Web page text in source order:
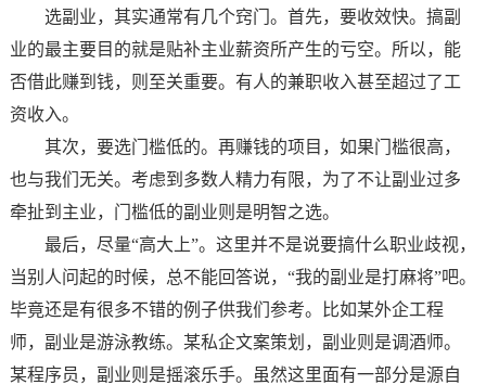
选副业，其实通常有几个窍门。首先，要收效快。搞副
业的最主要目的就是贴补主业薪资所产生的亏空。所以，能
否借此赚到钱，则至关重要。有人的兼职收入甚至超过了工
资收入。
其次，要选门槛低的。再赚钱的项目，如果门槛很高，
也与我们无关。考虑到多数人精力有限，为了不让副业过多
牵扯到主业，门槛低的副业则是明智之选。
最后，尽量“高大上”。这里并不是说要搞什么职业歧视，
当别人问起的时候，总不能回答说，“我的副业是打麻将”吧。
毕竟还是有很多不错的例子供我们参考。比如某外企工程
师，副业是游泳教练。某私企文案策划，副业则是调酒师。
某程序员，副业则是摇滚乐手。虽然这里面有一部分是源自